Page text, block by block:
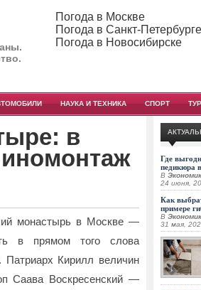
Погода в Москве
Погода в Санкт-Петербурге
Погода в Новосибирске
НАУКА И ТЕХНИКА СПОРТ
в
монастырь в Москве —
в прямом того слова
Патриарх Кирилл величин
Саава Воскресенский —
Где
педикюра
В
24 июня,
Как
примере
В
31 мая,